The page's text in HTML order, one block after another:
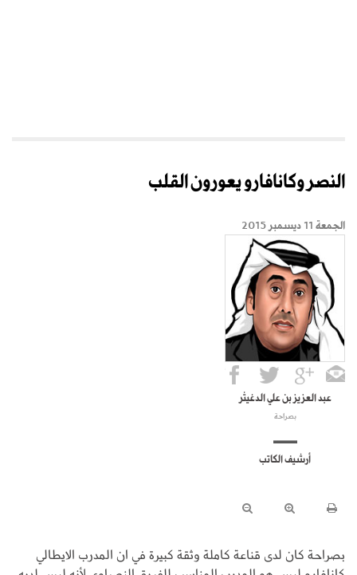
النصر وكانافارو يعورون القلب
الجمعة 11 ديسمبر 2015
عبد العزيز بن علي الدغيثر
بصراحة
أرشيف الكاتب
بصراحة كان لدى قناعة كاملة وثقة كبيرة في ان المدرب الايطالي